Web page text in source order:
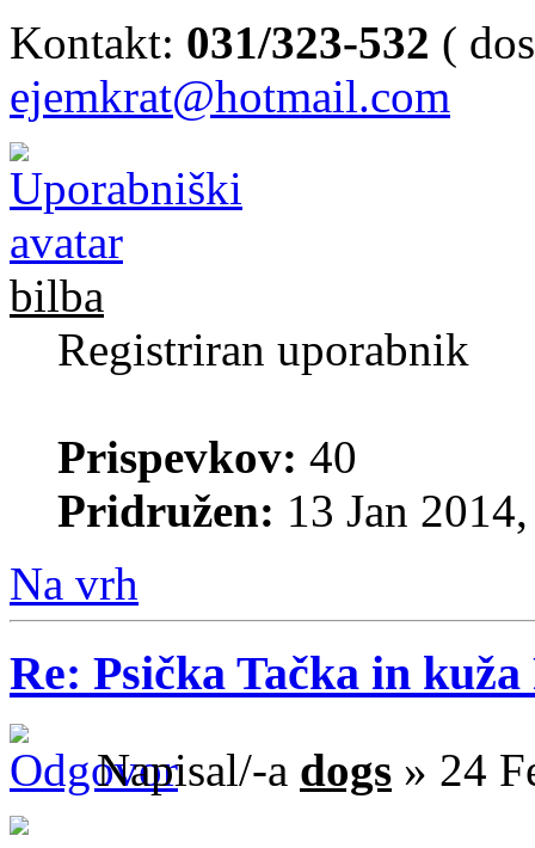
Kontakt: 031/323-532 (
ejemkrat@hotmail.com
bilba
Registriran uporabnik
Prispevkov: 40
Pridružen: 13 Jan
Na vrh
Re: Psička Tačka in kuža
Napisal/-a dogs » 24